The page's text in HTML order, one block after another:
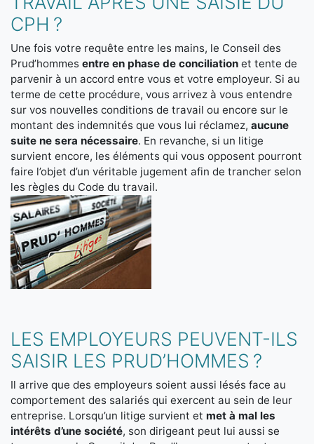
CPH ?
Une fois votre requête entre les mains, le Conseil des
Prud’hommes entre en phase de conciliation et tente de
parvenir à un accord entre vous et votre employeur. Si au
terme de cette procédure, vous arrivez à vous entendre
sur vos nouvelles conditions de travail ou encore sur le
montant des indemnités que vous lui réclamez, aucune
suite ne sera nécessaire. En revanche, si un litige
survient encore, les éléments qui vous opposent pourront
faire l’objet d’un véritable jugement afin de trancher selon
les règles du Code du travail.
LES EMPLOYEURS PEUVENT-ILS
SAISIR LES PRUD’HOMMES ?
Il arrive que des employeurs soient aussi lésés face au
comportement des salariés qui exercent au sein de leur
entreprise. Lorsqu’un litige survient et met à mal les
intérêts d’une société, son dirigeant peut lui aussi se